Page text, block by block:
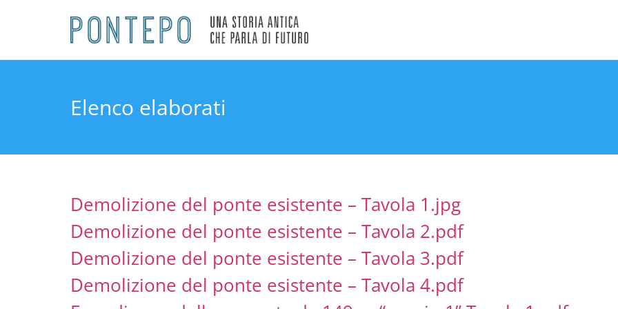
Elenco elaborati
Demolizione del ponte esistente – Tavola 1.jpg
Demolizione del ponte esistente – Tavola 2.pdf
Demolizione del ponte esistente – Tavola 3.pdf
Demolizione del ponte esistente – Tavola 4.pdf